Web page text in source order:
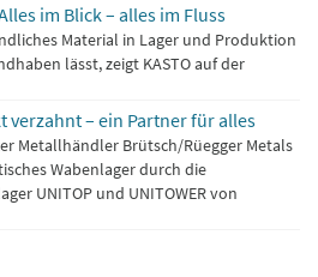
im Blick – alles im Fluss
Material in Lager und Produktion
lässt, zeigt KASTO auf der
verzahnt – ein Partner für alles
Metallhändler Brütsch/Rüegger Metals
Wabenlager durch die
UNITOP und UNITOWER von